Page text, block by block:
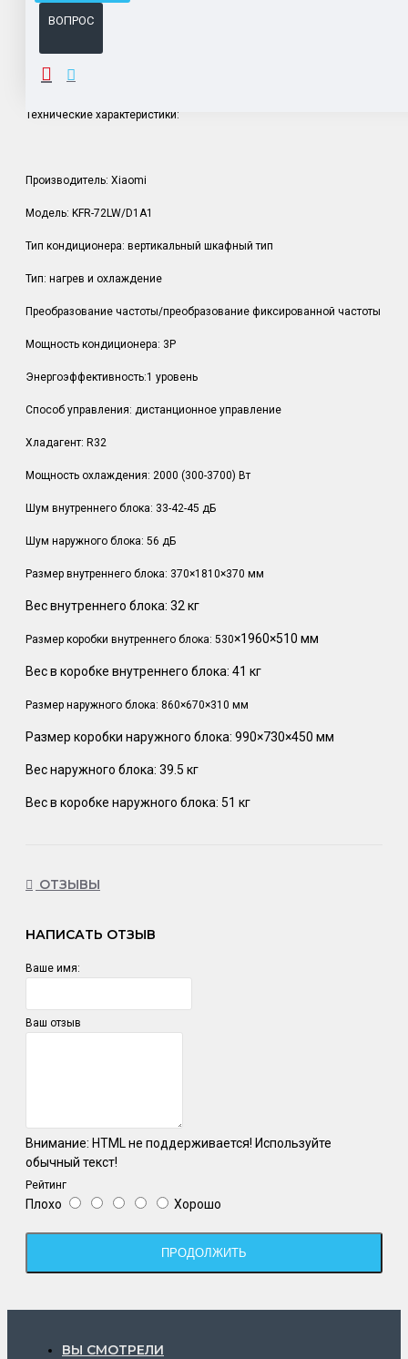
ВОПРОС
ОПИСАНИЕ
Технические характеристики:
Производитель: Xiaomi
Модель: KFR-72LW/D1A1
Тип кондиционера: вертикальный шкафный тип
Тип: нагрев и охлаждение
Преобразование частоты/преобразование фиксированной частоты
Мощность кондиционера: 3P
Энергоэффективность:1 уровень
Способ управления: дистанционное управление
Хладагент: R32
Мощность охлаждения: 2000 (300-3700) Вт
Шум внутреннего блока: 33-42-45 дБ
Шум наружного блока: 56 дБ
Размер внутреннего блока: 370×1810×370 мм
Вес внутреннего блока: 32 кг
Размер коробки внутреннего блока: 530×1960×510 мм
Вес в коробке внутреннего блока: 41 кг
Размер наружного блока: 860×670×310 мм
Размер коробки наружного блока: 990×730×450 мм
Вес наружного блока: 39.5 кг
Вес в коробке наружного блока: 51 кг
ОТЗЫВЫ
НАПИСАТЬ ОТЗЫВ
Ваше имя:
Ваш отзыв
Внимание: HTML не поддерживается! Используйте
обычный текст!
Рейтинг
Плохо Хорошо
ПРОДОЛЖИТЬ
ВЫ СМОТРЕЛИ